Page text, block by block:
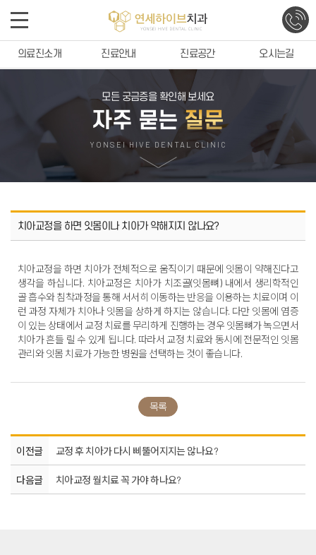
의료진소개 진료안내 진료공간 오시는길
모든 궁금증을 확인해 보세요
자주 묻는질문
YONSEI HIVE DENTAL CLINIC
치아교정을 하면 잇몸이나 치아가 약해지지 않나요?
치아교정을 하면 치아가 전체적으로 움직이기 때문에 잇몸이 약해진다고
생각을 하십니다. 치아교정은 치아가 치조골(잇몸뼈) 내에서 생리학적인
골 흡수와 침착과정을 통해 서서히 이동하는 반응을 이용하는 치료이며 이
런 과정 자체가 치아나 잇몸을 상하게 하지는 않습니다. 다만 잇몸에 염증
이 있는 상태에서 교정 치료를 무리하게 진행하는 경우 잇몸뼈가 녹으면서
치아가 흔들 릴 수 있게 됩니다. 따라서 교정 치료와 동시에 전문적인 잇몸
관리와 잇몸 치료가 가능한 병원을 선택하는 것이 좋습니다.
목록
이전글 교정 후 치아가 다시 삐뚤어지지는 않나요?
다음글 치아교정 월치료 꼭 가야 하나요?